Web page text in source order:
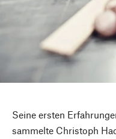
Seine ersten
sammelte Christoph